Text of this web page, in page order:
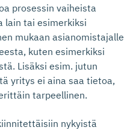
prosessin vaiheista
lain tai esimerkiksi
mukaan asianomistajalle
kuten esimerkiksi
Lisäksi esim. jutun
yritys ei aina saa tietoa,
tarpeellinen.
nykyistä